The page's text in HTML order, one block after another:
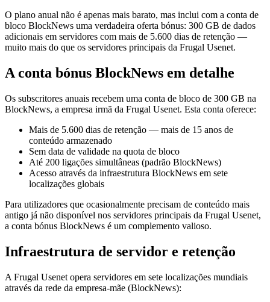
O plano anual não é apenas mais barato, mas inclui com a conta de
bloco BlockNews uma verdadeira oferta bónus: 300 GB de dados
adicionais em servidores com mais de 5.600 dias de retenção —
muito mais do que os servidores principais da Frugal Usenet.
A conta bónus BlockNews em detalhe
Os subscritores anuais recebem uma conta de bloco de 300 GB na
BlockNews, a empresa irmã da Frugal Usenet. Esta conta oferece:
Mais de 5.600 dias de retenção — mais de 15 anos de
conteúdo armazenado
Sem data de validade na quota de bloco
Até 200 ligações simultâneas (padrão BlockNews)
Acesso através da infraestrutura BlockNews em sete
localizações globais
Para utilizadores que ocasionalmente precisam de conteúdo mais
antigo já não disponível nos servidores principais da Frugal Usenet,
a conta bónus BlockNews é um complemento valioso.
Infraestrutura de servidor e retenção
A Frugal Usenet opera servidores em sete localizações mundiais
através da rede da empresa-mãe (BlockNews):